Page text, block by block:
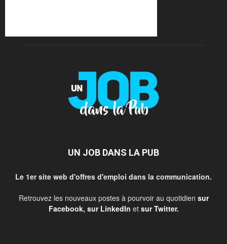
UN JOB DANS LA PUB
Le 1er site web d'offres d'emploi dans la communication.
Retrouvez les nouveaux postes à pourvoir au quotidien sur
Facebook, sur LinkedIn et sur Twitter.